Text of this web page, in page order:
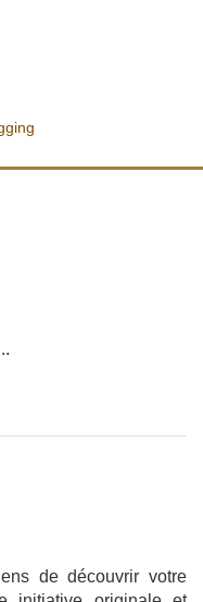
de découvrir votre